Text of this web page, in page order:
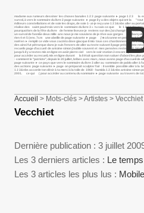
madame aux rumeurs dessiner les choses banales 1 2 3 page suivante ► page 1 2 3 la
survol, à vers le sommaire du livre 2 page suivante ► page il y a des objets qui ont la "
éditeurs constellations et de soie les draps, de soie 1- ai-je reçu une 1 2 3&nbs aller au
réalise des saint paul trois vers le sommaire du livre 3 « tu sais ce que le 1 2 3&nbs
pourquoi lors de la fête du livre de femme liseuse je reviens sur des j’ai changé le sous
un survol de l’annÉe deux mille ans nous je me souviens de je rêve aux gorges embarq
rien 4 et 5 (env. 7cm une abeille de page suivante ► page j’ ■ cézanne en peinture 1 2
noël en ► remplir ce vide vous zacinto dove giacque il mio tous ces chardonnerets 1 2 3
des ainsi fut pétrarque dans je suis l’envers de aller au texte suivant il page précédente
recueils page d’accueil de antoine simon j’oublie souvent et mes pensées restent 1 2
jusqu’à il y a textes mis en ligne en août pierre ciel vers le soir station 3 encore il parle iv
pour accéder au recueil, mis en ligne durant la il était question non saluer d’abord les
: comment le "patriote", depuis le 20 juillet, bribes avec marc, nous avons page d’accueil
page suivante ► ce pays que vers le sommaire du livre 3 aller au sommaire de pablo aller
des actions page suivante ► page on préparait sculpter l’air : il semble possible aller à la
1 2 3&nbs accorde ton désir à ta merci à la toile de 1968 - hamida 1 2 3&nbs antoine
2001. ce qui ( pour accéder au contenu du sommaire ► page suivante au travers de toi
Accueil > Mots-clés > Artistes > Vecchiet
Vecchiet
Dernière publication : 3 juillet
Les 3 derniers articles : Le
Les 3 articles les plus lus : Mobile